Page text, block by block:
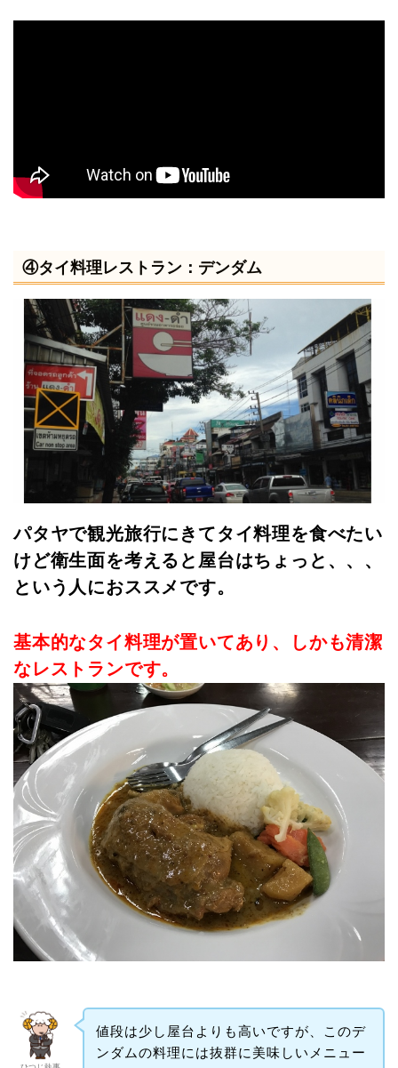
④タイ料理レストラン：デンダム
パタヤで観光旅行にきてタイ料理を食べたい
けど衛生面を考えると屋台はちょっと、、、
という人におススメです。
基本的なタイ料理が置いてあり、しかも清潔
なレストランです。
値段は少し屋台よりも高いですが、このデ
ンダムの料理には抜群に美味しいメニュー